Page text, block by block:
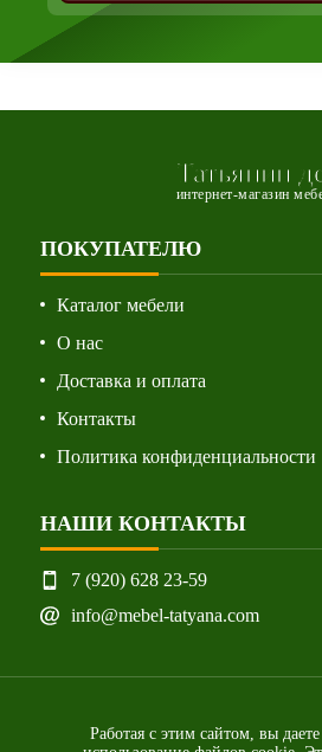
Татьянин
интернет-магазин
ПОКУПАТЕЛЮ
Каталог мебели
О нас
Доставка и оплата
Контакты
Политика конфиденциальности
НАШИ КОНТАКТЫ
7 (920) 628 23-59
info@mebel-tatyana.com
Работая с этим сайтом, вы даете